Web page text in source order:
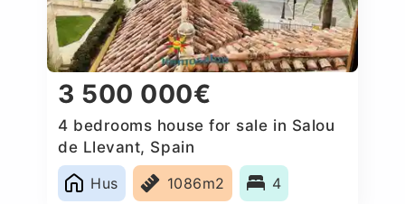
3 500 000€
4 bedrooms house for sale in Salou
de Llevant, Spain
Hus
1086m2 4